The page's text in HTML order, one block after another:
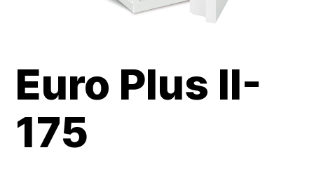
Euro Plus II-
175